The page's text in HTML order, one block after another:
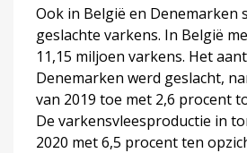
Ook in België en Denemarken
geslachte varkens. In België
11,15 miljoen varkens. Het
Denemarken werd geslacht,
van 2019 toe met 2,6 procent
De varkensvleesproductie in
2020 met 6,5 procent ten